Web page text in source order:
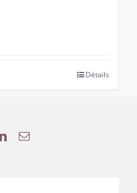
Détails